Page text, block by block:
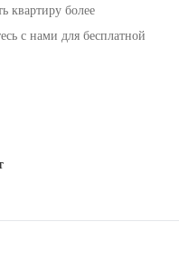
квартиру более
с нами для бесплатной